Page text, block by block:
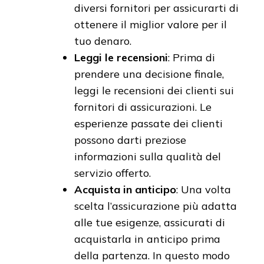
diversi fornitori per assicurarti di
ottenere il miglior valore per il
tuo denaro.
Leggi le recensioni: Prima di
prendere una decisione finale,
leggi le recensioni dei clienti sui
fornitori di assicurazioni. Le
esperienze passate dei clienti
possono darti preziose
informazioni sulla qualità del
servizio offerto.
Acquista in anticipo: Una volta
scelta l’assicurazione più adatta
alle tue esigenze, assicurati di
acquistarla in anticipo prima
della partenza. In questo modo